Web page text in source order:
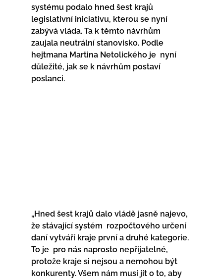
systému podalo hned šest krajů
legislativní iniciativu, kterou se nyní
zabývá vláda. Ta k těmto návrhům
zaujala neutrální stanovisko. Podle
hejtmana Martina Netolického je  nyní
důležité, jak se k návrhům postaví
poslanci.
„Hned šest krajů dalo vládě jasně najevo,
že stávající systém  rozpočtového určení
daní vytváří kraje první a druhé kategorie.
To je  pro nás naprosto nepřijatelné,
protože kraje si nejsou a nemohou být
konkurenty. Všem nám musí jít o to, aby